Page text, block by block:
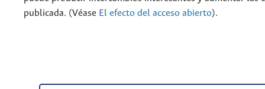
publicada. (Véase El efecto del acceso abierto).